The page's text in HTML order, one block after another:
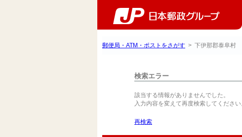
郵便局・ATM・ポストをさがす > 下伊那郡泰阜村
検索エラー
該当する情報がありませんでした。
入力内容を変えて再度検索してください
再検索